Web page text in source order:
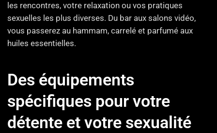
les rencontres, votre relaxation ou vos pratiques
sexuelles les plus diverses. Du bar aux salons vidéo,
vous passerez au hammam, carrelé et parfumé aux
huiles essentielles.
Des équipements
spécifiques pour votre
détente et votre sexualité